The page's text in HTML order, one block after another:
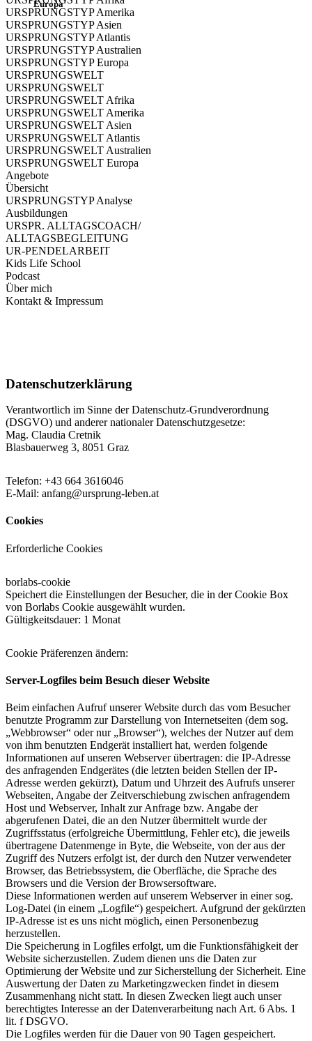
Europa
URSPRUNGSTYP Amerika
URSPRUNGSTYP Asien
URSPRUNGSTYP Atlantis
URSPRUNGSTYP Australien
URSPRUNGSTYP Europa
URSPRUNGSWELT
URSPRUNGSWELT
URSPRUNGSWELT Afrika
URSPRUNGSWELT Amerika
URSPRUNGSWELT Asien
URSPRUNGSWELT Atlantis
URSPRUNGSWELT Australien
URSPRUNGSWELT Europa
Angebote
Übersicht
URSPRUNGSTYP Analyse
Ausbildungen
URSPR. ALLTAGSCOACH/
ALLTAGSBEGLEITUNG
UR-PENDELARBEIT
Kids Life School
Podcast
Über mich
Kontakt & Impressum
Datenschutzerklärung
Verantwortlich im Sinne der Datenschutz-Grundverordnung
(DSGVO) und anderer nationaler Datenschutzgesetze:
Mag. Claudia Cretnik
Blasbauerweg 3, 8051 Graz
Telefon: +43 664 3616046
E-Mail: anfang@ursprung-leben.at
Cookies
Erforderliche Cookies
borlabs-cookie
Speichert die Einstellungen der Besucher, die in der Cookie Box
von Borlabs Cookie ausgewählt wurden.
Gültigkeitsdauer: 1 Monat
Cookie Präferenzen ändern:
Server-Logfiles beim Besuch dieser Website
Beim einfachen Aufruf unserer Website durch das vom Besucher
benutzte Programm zur Darstellung von Internetseiten (dem sog.
„Webbrowser“ oder nur „Browser“), welches der Nutzer auf dem
von ihm benutzten Endgerät installiert hat, werden folgende
Informationen auf unseren Webserver übertragen: die IP-Adresse
des anfragenden Endgerätes (die letzten beiden Stellen der IP-
Adresse werden gekürzt), Datum und Uhrzeit des Aufrufs unserer
Webseiten, Angabe der Zeitverschiebung zwischen anfragendem
Host und Webserver, Inhalt zur Anfrage bzw. Angabe der
abgerufenen Datei, die an den Nutzer übermittelt wurde der
Zugriffsstatus (erfolgreiche Übermittlung, Fehler etc), die jeweils
übertragene Datenmenge in Byte, die Webseite, von der aus der
Zugriff des Nutzers erfolgt ist, der durch den Nutzer verwendeter
Browser, das Betriebssystem, die Oberfläche, die Sprache des
Browsers und die Version der Browsersoftware.
Diese Informationen werden auf unserem Webserver in einer sog.
Log-Datei (in einem „Logfile“) gespeichert. Aufgrund der gekürzten
IP-Adresse ist es uns nicht möglich, einen Personenbezug
herzustellen.
Die Speicherung in Logfiles erfolgt, um die Funktionsfähigkeit der
Website sicherzustellen. Zudem dienen uns die Daten zur
Optimierung der Website und zur Sicherstellung der Sicherheit. Eine
Auswertung der Daten zu Marketingzwecken findet in diesem
Zusammenhang nicht statt. In diesen Zwecken liegt auch unser
berechtigtes Interesse an der Datenverarbeitung nach Art. 6 Abs. 1
lit. f DSGVO.
Die Logfiles werden für die Dauer von 90 Tagen gespeichert.